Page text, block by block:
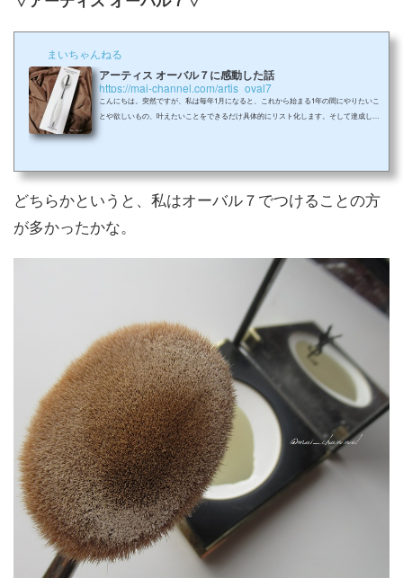
まいちゃんねる
アーティス オーバル７に感動した話
https://mai-channel.com/artis_oval7
こんにちは。突然ですが、私は毎年1月になると、これから始まる1年の間にやりたいこ
とや欲しいもの、叶えたいことをできるだけ具体的にリスト化します。そして達成した
ブラシしか持ってないことに気付きまして…。前々から欲しかったブラシを思い切って
購入することにしました。アーテ...
どちらかというと、私はオーバル７でつけることの方
が多かったかな。